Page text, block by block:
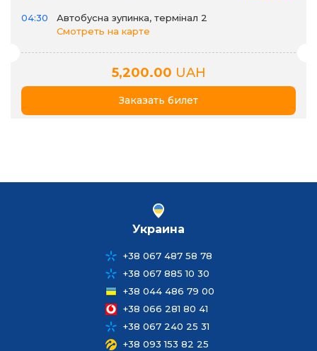
04:30
Автобусна зупинка, термінал 2
Смотреть на карте
5,200.00 UAH
Заказать билет
Украина
+38 067 487 58 78
+38 067 885 10 30
+38 044 486 79 00
+38 066 281 80 41
+38 067 240 25 31
+38 093 153 82 25